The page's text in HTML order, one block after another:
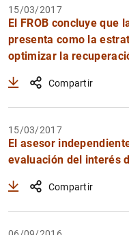
15/03/2017
El FROB concluye que
presenta como la
optimizar la
Compartir
15/03/2017
El asesor
evaluación del interés
Compartir